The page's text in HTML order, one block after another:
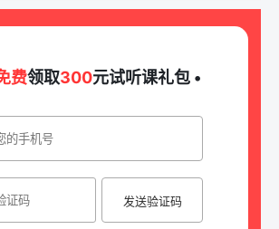
费领取300元试听课礼包 •
发送验证码